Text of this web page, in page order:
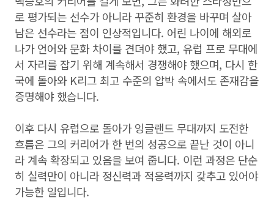
로 평가되는 선수가 아니라 꾸준히 환경을 바꾸며 살아
남은 선수라는 점이 인상적입니다. 어린 나이에 해외로
나가 언어와 문화 차이를 견뎌야 했고, 유럽 프로 무대에
서 자리를 잡기 위해 계속해서 경쟁해야 했으며, 다시 한
국에 돌아와 K리그 최고 수준의 압박 속에서도 존재감을
증명해야 했습니다.
이후 다시 유럽으로 돌아가 잉글랜드 무대까지 도전한
흐름은 그의 커리어가 한 번의 성공으로 끝난 것이 아니
라 계속 확장되고 있음을 보여 줍니다. 이런 과정은 단순
히 실력만이 아니라 정신력과 적응력까지 갖추고 있어야
가능한 일입니다.